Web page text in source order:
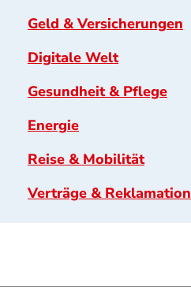
Geld & Versicherungen
Digitale Welt
Gesundheit & Pflege
Energie
Reise & Mobilität
Verträge & Reklamation